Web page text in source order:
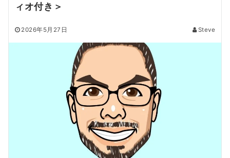
ィオ付き＞
2026年5月27日 Steve